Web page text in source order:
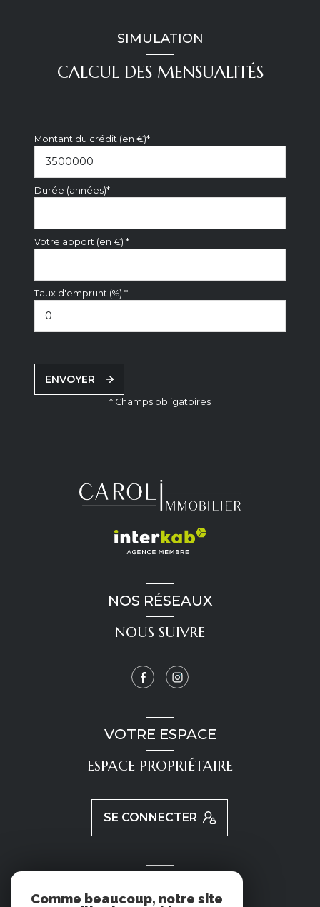
SIMULATION
CALCUL DES MENSUALITÉS
Montant du crédit (en €)*
Durée (années)*
Votre apport (en €) *
Taux d'emprunt (%) *
ENVOYER
* Champs obligatoires
NOS RÉSEAUX
NOUS SUIVRE
VOTRE ESPACE
ESPACE PROPRIÉTAIRE
SE CONNECTER
Comme beaucoup, notre site